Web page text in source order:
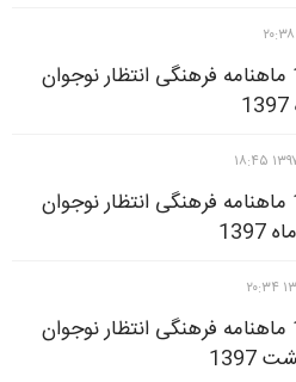
شماره 149 ماهنامه فرهنگی انتظار نوجوان
شماره 148 ماهنامه فرهنگی انتظار نوجوان
شماره 147 ماهنامه فرهنگی انتظار نوجوان